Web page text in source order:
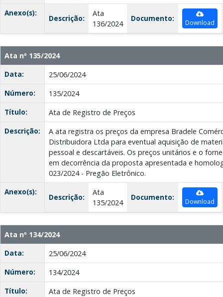
Anexo(s):
Descrição:
Ata
136/2024
Documento: Download
Ata nº 135/2024
Data:
25/06/2024
Número:
135/2024
Título:
Ata de Registro de Preços
Descrição:
A ata registra os preços da empresa Bradele
Distribuidora Ltda para eventual aquisição de
pessoal e descartáveis. Os preços unitários e o
em decorrência da proposta apresentada e
023/2024 - Pregão Eletrônico.
Anexo(s):
Descrição:
Ata
135/2024
Documento: Download
Ata nº 134/2024
Data:
25/06/2024
Número:
134/2024
Título:
Ata de Registro de Preços